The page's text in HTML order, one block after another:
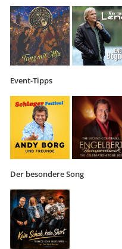
Event-Tipps
Der besondere Song